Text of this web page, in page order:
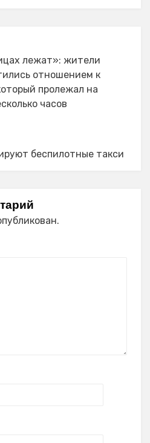
лежат»: жители
отношением к
пролежал на
часов
беспилотные такси